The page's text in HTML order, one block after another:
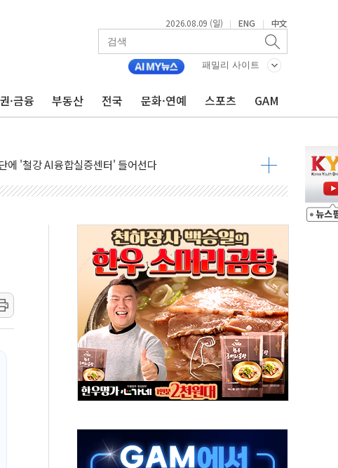
2026.08.09 (일) | ENG | 中文
패밀리 사이트
·금융 부동산 전국 문화·연예 스포츠 GAM
사고 발생…작업자 1명 숨져
서 50대 숨진 채 발견...경찰, 조사 중
누적 '1.48%p' 차 선두 유지...金 46.01% vs 鄭 44.53%
살해 10대 구속…범행 후 반려견도 죽여
경선서 정청래에 승리…金 48.54% vs 鄭 44.40%
·경북 경선 결과...김민석 48.54% 정청래 44.40%
결과 발표...김민석 47.37% 정청래 45.71% 송영길 6.92%
결과 발표...정청래 47.82% 김민석 46.35% 송영길 5.83%
과 발표...김민석 50.30% 정청래 41.94% 송영길 7.76%
고객 400명 맞이…"마음 잇는 시간 되길"
억 지급 확정되나…재상고 앞두고 막판 셈법
인에 '행복상자' 전달
질… 예술·체육요원 최대 33% 감축
판매, 역대 최대폭 감소한 9.4%↓…유통업계 양극화 심화